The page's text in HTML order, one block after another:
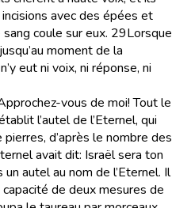
avec des épées et
coule sur eux. 29Lorsque
moment de la
eut ni voix, ni réponse, ni
vous de moi! Tout le
l’autel de l’Eternel, qui
pierres, d’après le nombre des
avait dit: Israël sera ton
autel au nom de l’Eternel. Il
de deux mesures de